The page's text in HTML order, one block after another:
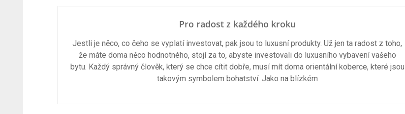
Pro radost z každého kroku
Jestli je něco, co čeho se vyplatí investovat, pak jsou to luxusní produkty. Už jen ta radost z toho,
že máte doma něco hodnotného, stojí za to, abyste investovali do luxusního vybavení vašeho
bytu. Každý správný člověk, který se chce cítit dobře, musí mít doma orientální koberce, které jsou
takovým symbolem bohatství. Jako na blízkém